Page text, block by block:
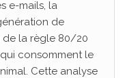
e-mails, la
de
de la règle 80/20
consomment le
Cette analyse